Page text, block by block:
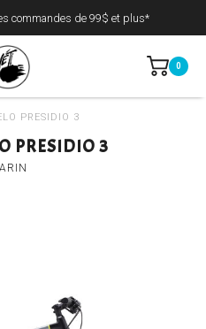
commandes de 99$ et plus*
0
PRESIDIO 3
PRESIDIO 3